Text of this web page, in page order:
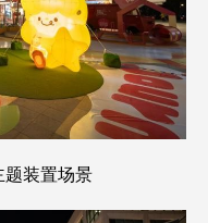
题装置场景